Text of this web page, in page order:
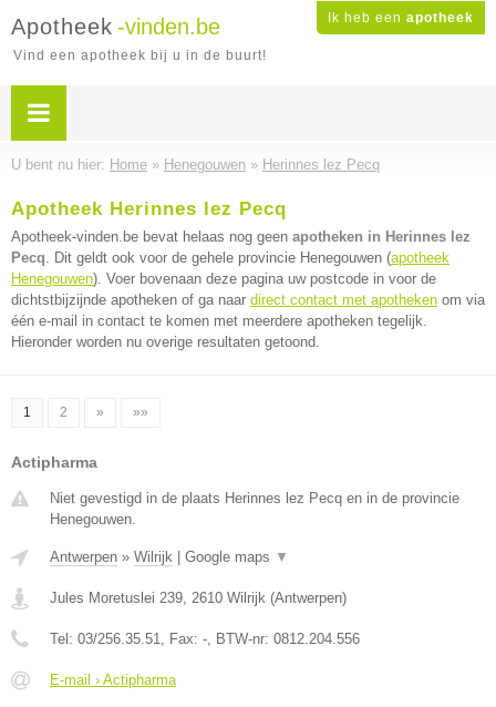
Ik heb een apotheek
Apotheek -vinden.be
Vind een apotheek bij u in de buurt!
U bent nu hier: Home » Henegouwen » Herinnes lez Pecq
Apotheek Herinnes lez Pecq
Apotheek-vinden.be bevat helaas nog geen apotheken in Herinnes lez
Pecq. Dit geldt ook voor de gehele provincie Henegouwen (apotheek
Henegouwen). Voer bovenaan deze pagina uw postcode in voor de
dichtstbijzijnde apotheken of ga naar direct contact met apotheken om via
één e-mail in contact te komen met meerdere apotheken tegelijk.
Hieronder worden nu overige resultaten getoond.
1 2 » »»
Actipharma
Niet gevestigd in de plaats Herinnes lez Pecq en in de provincie
Henegouwen.
Antwerpen » Wilrijk Google maps ▼
Jules Moretuslei 239, 2610 Wilrijk (Antwerpen)
Tel: 03/256.35.51, Fax: -, BTW-nr: 0812.204.556
E-mail › Actipharma